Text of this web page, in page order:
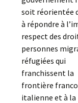
soit réorientée
à répondre à
respect des
personnes
réfugiées qui
franchissent la
frontière
italienne et à la